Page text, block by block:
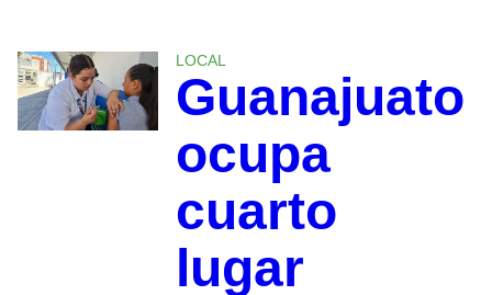
LOCAL
Guanajuato
ocupa
cuarto
lugar